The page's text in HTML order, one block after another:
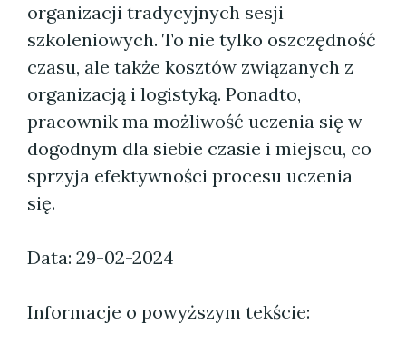
organizacji tradycyjnych sesji
szkoleniowych. To nie tylko oszczędność
czasu, ale także kosztów związanych z
organizacją i logistyką. Ponadto,
pracownik ma możliwość uczenia się w
dogodnym dla siebie czasie i miejscu, co
sprzyja efektywności procesu uczenia
się.
Data: 29-02-2024
Informacje o powyższym tekście: